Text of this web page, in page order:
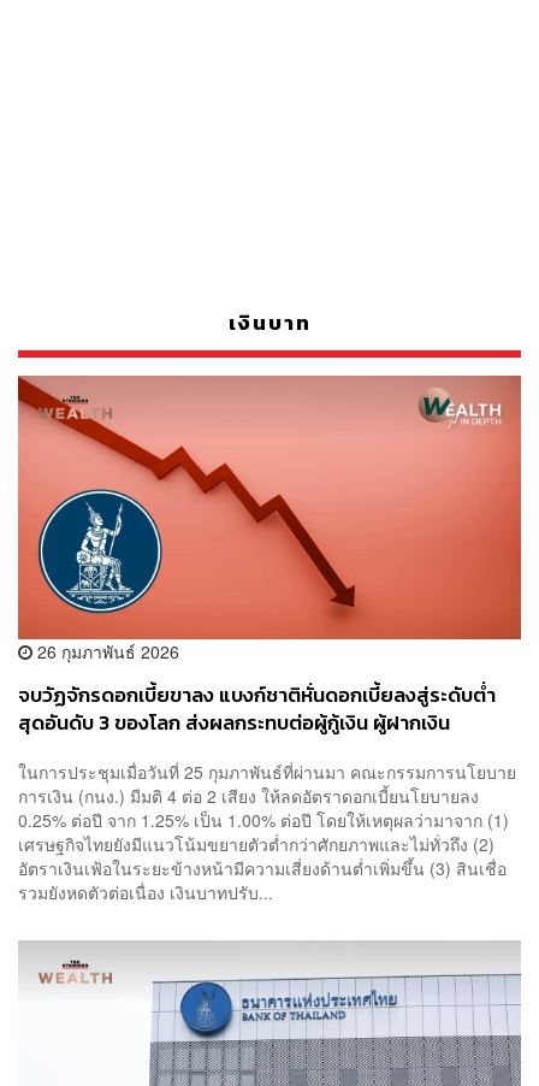
เงินบาท
26 กุมภาพันธ์ 2026
จบวัฏจักรดอกเบี้ยขาลง แบงก์ชาติหั่นดอกเบี้ยลงสู่ระดับต่ำ
สุดอันดับ 3 ของโลก ส่งผลกระทบต่อผู้กู้เงิน ผู้ฝากเงิน
ในการประชุมเมื่อวันที่ 25 กุมภาพันธ์ที่ผ่านมา คณะกรรมการนโยบาย
การเงิน (กนง.) มีมติ 4 ต่อ 2 เสียง ให้ลดอัตราดอกเบี้ยนโยบายลง
0.25% ต่อปี จาก 1.25% เป็น 1.00% ต่อปี โดยให้เหตุผลว่ามาจาก (1)
เศรษฐกิจไทยยังมีแนวโน้มขยายตัวต่ำกว่าศักยภาพและไม่ทั่วถึง (2)
อัตราเงินเฟ้อในระยะข้างหน้ามีความเสี่ยงด้านต่ำเพิ่มขึ้น (3) สินเชื่อ
รวมยังหดตัวต่อเนื่อง เงินบาทปรับ...